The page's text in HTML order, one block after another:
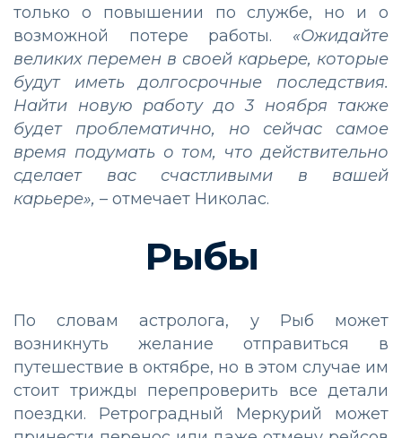
только о повышении по службе, но и о
возможной потере работы. «Ожидайте
великих перемен в своей карьере, которые
будут иметь долгосрочные последствия.
Найти новую работу до 3 ноября также
будет проблематично, но сейчас самое
время подумать о том, что действительно
сделает вас счастливыми в вашей
карьере», – отмечает Николас.
Рыбы
По словам астролога, у Рыб может
возникнуть желание отправиться в
путешествие в октябре, но в этом случае им
стоит трижды перепроверить все детали
поездки. Ретроградный Меркурий может